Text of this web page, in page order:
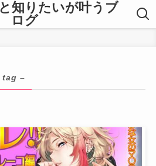
知りたいが叶うブ
ログ
tag –